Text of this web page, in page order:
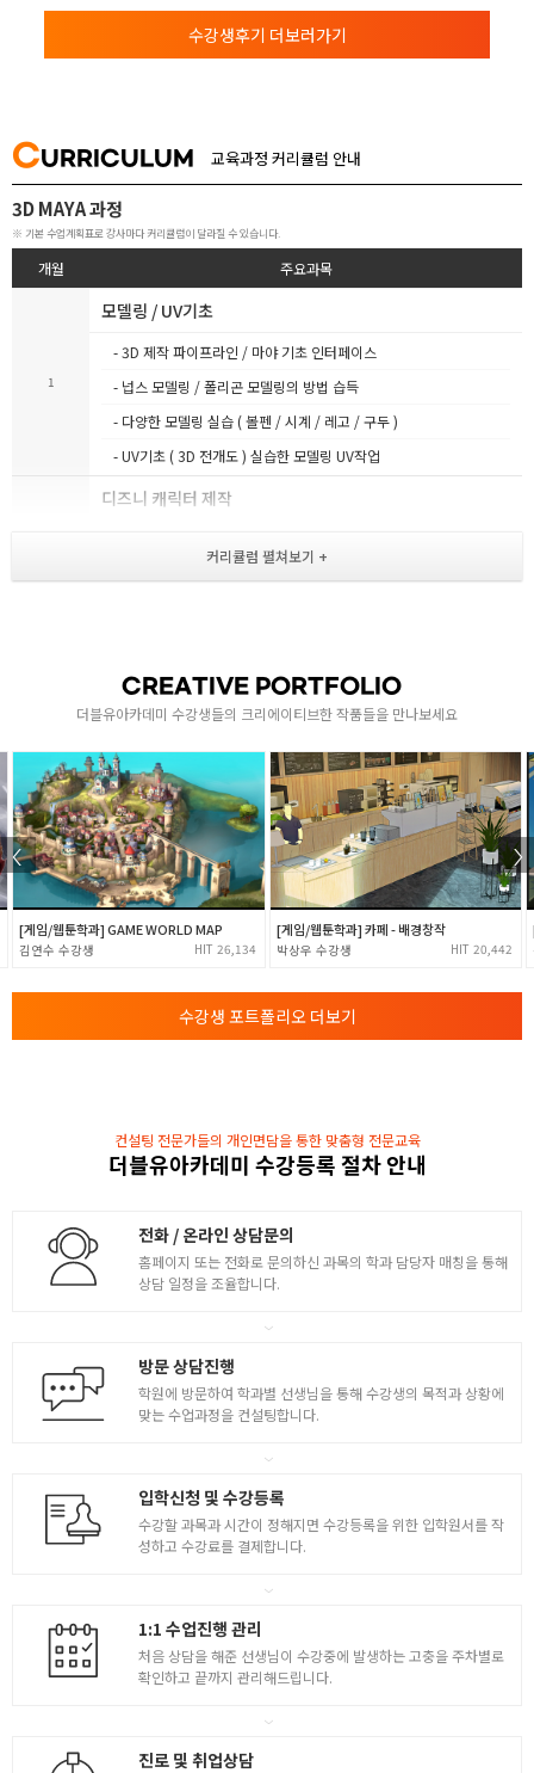
수강생후기 더보러가기
CURRICULUM 교육과정 커리큘럼 안내
3D MAYA 과정
※ 기본 수업계획표로 강사마다 커리큘럼이 달라질 수 있습니다.
개월 주요과목
1
모델링 / UV기초
- 3D 제작 파이프라인 / 마야 기초 인터페이스
- 넙스 모델링 / 폴리곤 모델링의 방법 습득
- 다양한 모델링 실습 ( 볼펜 / 시계 / 레고 / 구두 )
- UV기초 ( 3D 전개도 ) 실습한 모델링 UV작업
디즈니 캐릭터 제작
- 모델링 / UV / 텍스처링
- 캐릭터 상/하반신, 손, 발 모델링 제작
[ 디즈니 캐릭터 제작 실습 3 ]
3
리깅 & 랜더링
- 리깅 기초 / 조인트 배치 및 스키닝 이해
- 얼굴 표정 제작
- 캐릭터 조인트 배치 및 스키닝 작업
- 컨트롤러 연결 후 리깅 완성
[ 랜더링 기초 ( 아놀드 랜더링 ) ]
- 라이팅 / 쉐이딩 / 폴리곤쉐이딩 / 질감제작
애니메이션 기초
- 공튀기기 애니메이션
- 무거운 공, 가벼운 공 튕기기 애니메이션
- 꼬리 달린 공 애니메이션 실습
5
걷기 / 뛰기 애니메이션
- 전신 워킹 애니메이션 실습
- 러닝 애니메이션의 이해 및 실습
- 사물 애니메이션 / FK & IK
애니메이션 제작
- 배경 랜더링 실습 ( 거실 / 부엌 / 욕실 )
- 배경 랜더 세팅 및 캐릭터 랜더 세팅
- 캐릭터 쉐이딩/라이팅/리깅 및 캐릭터 카메라 셋업
- 캐릭터 애니메이션 / 랜더링
CREATIVE PORTFOLIO
더블유아카데미 수강생들의 크리에이티브한 작품들을 만나보세요
[게임/웹툰학과] GAME WORLD MAP
김연수 26,134
[게임/웹툰학과] 카페 - 배경창작
박상우 20,442
수강생 포트폴리오 더보기
컨설팅 전문가들의 개인면담을 통한 맞춤형 전문교육
더블유아카데미 수강등록 절차 안내
전화 / 온라인 상담문의
홈페이지 또는 전화로 문의하신 과목의 학과 담당자 매칭을 통해
상담 일정을 조율합니다.
방문 상담진행
학원에 방문하여 학과별 선생님을 통해 수강생의 목적과 상황에
맞는 수업과정을 컨설팅합니다.
입학신청 및 수강등록
수강할 과목과 시간이 정해지면 수강등록을 위한 입학원서를 작
성하고 수강료를 결제합니다.
1:1 수업진행 관리
처음 상담을 해준 선생님이 수강중에 발생하는 고충을 주차별로
확인하고 끝까지 관리해드립니다.
진로 및 취업상담